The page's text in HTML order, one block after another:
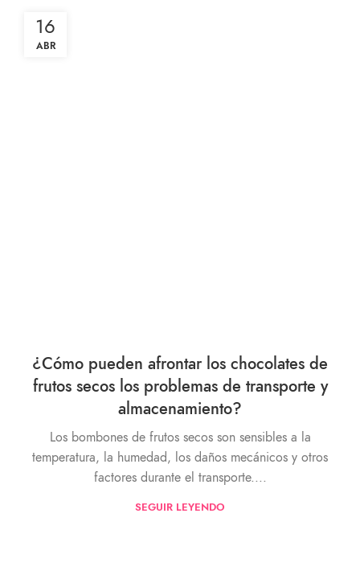
16
ABR
¿Cómo pueden afrontar los chocolates de
frutos secos los problemas de transporte y
almacenamiento?
Los bombones de frutos secos son sensibles a la
temperatura, la humedad, los daños mecánicos y otros
factores durante el transporte....
SEGUIR LEYENDO